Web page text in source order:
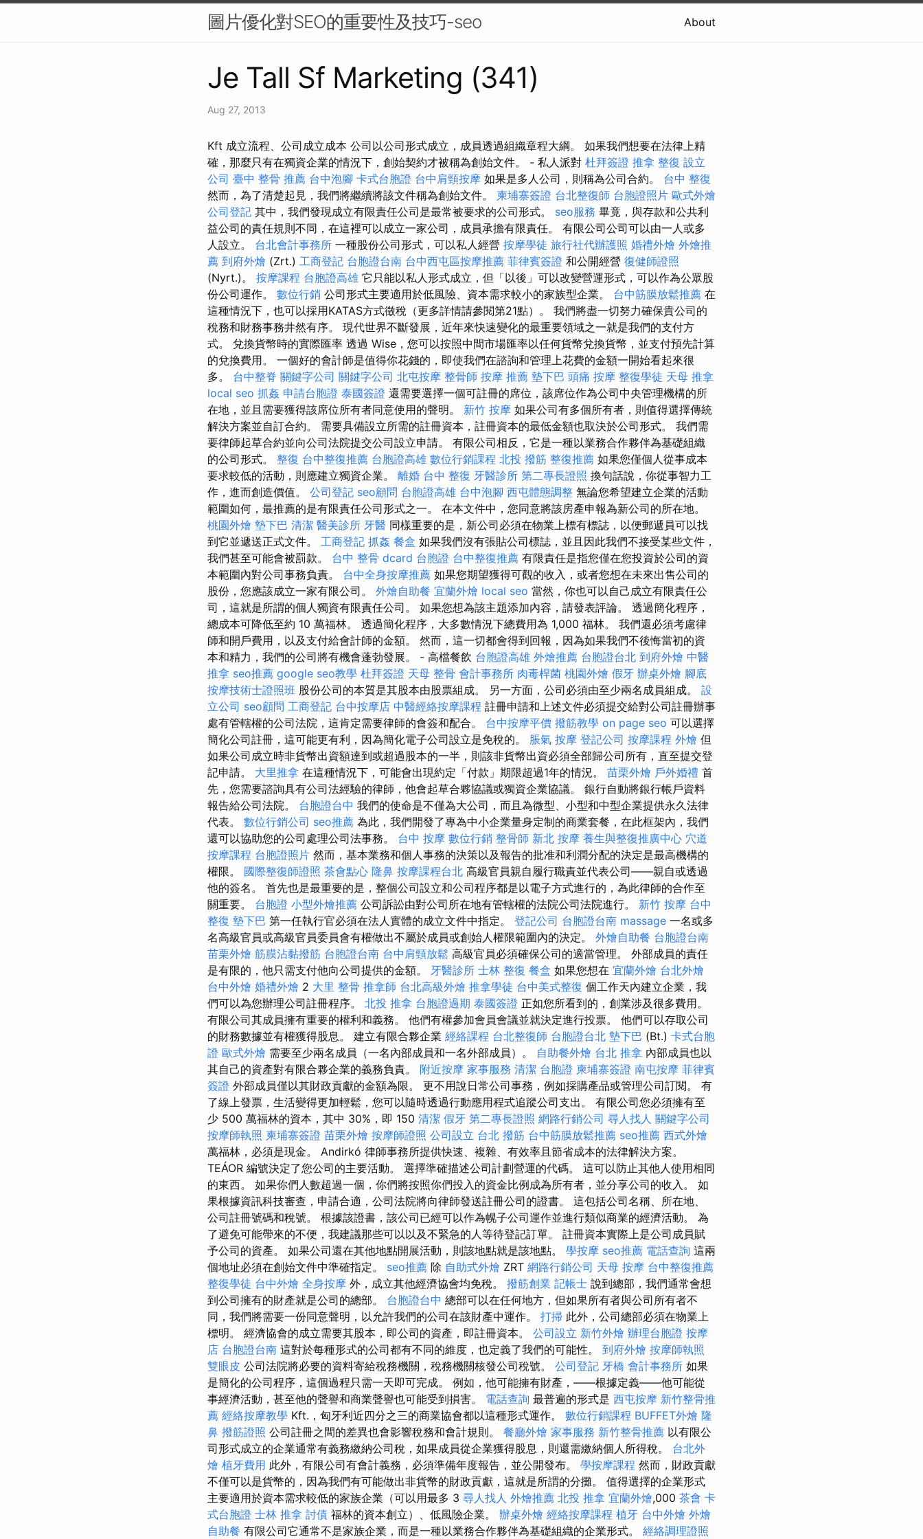
圖片優化對SEO的重要性及技巧-seo About
Je Tall Sf Marketing (341)
Aug 27, 2013
Kft 成立流程、公司成立成本 公司以公司形式成立，成員透過組織章程大綱。 如果我們想要在法律上精
確，那麼只有在獨資企業的情況下，創始契約才被稱為創始文件。 - 私人派對 杜拜簽證 推拿 整復 設立
公司 臺中 整骨 推薦 台中泡腳 卡式台胞證 台中肩頸按摩 如果是多人公司，則稱為公司合約。 台中 整復
然而，為了清楚起見，我們將繼續將該文件稱為創始文件。 柬埔寨簽證 台北整復師 台胞證照片 歐式外燴
公司登記 其中，我們發現成立有限責任公司是最常被要求的公司形式。 seo服務 畢竟，與存款和公共利
益公司的責任規則不同，在這裡可以成立一家公司，成員承擔有限責任。 有限公司公司可以由一人或多
人設立。 台北會計事務所 一種股份公司形式，可以私人經營 按摩學徒 旅行社代辦護照 婚禮外燴 外燴推
薦 到府外燴 (Zrt.) 工商登記 台胞證台南 台中西屯區按摩推薦 菲律賓簽證 和公開經營 復健師證照
(Nyrt.)。 按摩課程 台胞證高雄 它只能以私人形式成立，但「以後」可以改變營運形式，可以作為公眾股
份公司運作。 數位行銷 公司形式主要適用於低風險、資本需求較小的家族型企業。 台中筋膜放鬆推薦 在
這種情況下，也可以採用KATAS方式徵稅（更多詳情請參閱第21點）。 我們將盡一切努力確保貴公司的
稅務和財務事務井然有序。 現代世界不斷發展，近年來快速變化的最重要領域之一就是我們的支付方
式。 兌換貨幣時的實際匯率 透過 Wise，您可以按照中間市場匯率以任何貨幣兌換貨幣，並支付預先計算
的兌換費用。 一個好的會計師是值得你花錢的，即使我們在諮詢和管理上花費的金額一開始看起來很
多。 台中整脊 關鍵字公司 關鍵字公司 北屯按摩 整骨師 按摩 推薦 墊下巴 頭痛 按摩 整復學徒 天母 推拿
local seo 抓姦 申請台胞證 泰國簽證 還需要選擇一個可註冊的席位，該席位作為公司中央管理機構的所
在地，並且需要獲得該席位所有者同意使用的聲明。 新竹 按摩 如果公司有多個所有者，則值得選擇傳統
解決方案並自訂合約。 需要具備設立所需的註冊資本，註冊資本的最低金額也取決於公司形式。 我們需
要律師起草合約並向公司法院提交公司設立申請。 有限公司相反，它是一種以業務合作夥伴為基礎組織
的公司形式。 整復 台中整復推薦 台胞證高雄 數位行銷課程 北投 撥筋 整復推薦 如果您僅個人從事成本
要求較低的活動，則應建立獨資企業。 離婚 台中 整復 牙醫診所 第二專長證照 換句話說，你從事智力工
作，進而創造價值。 公司登記 seo顧問 台胞證高雄 台中泡腳 西屯體態調整 無論您希望建立企業的活動
範圍如何，最推薦的是有限責任公司形式之一。 在本文件中，您同意將該房產申報為新公司的所在地。
桃園外燴 墊下巴 清潔 醫美診所 牙醫 同樣重要的是，新公司必須在物業上標有標誌，以便郵遞員可以找
到它並遞送正式文件。 工商登記 抓姦 餐盒 如果我們沒有張貼公司標誌，並且因此我們不接受某些文件，
我們甚至可能會被罰款。 台中 整骨 dcard 台胞證 台中整復推薦 有限責任是指您僅在您投資於公司的資
本範圍內對公司事務負責。 台中全身按摩推薦 如果您期望獲得可觀的收入，或者您想在未來出售公司的
股份，您應該成立一家有限公司。 外燴自助餐 宜蘭外燴 local seo 當然，你也可以自己成立有限責任公
司，這就是所謂的個人獨資有限責任公司。 如果您想為該主題添加內容，請發表評論。 透過簡化程序，
總成本可降低至約 10 萬福林。 透過簡化程序，大多數情況下總費用為 1,000 福林。 我們還必須考慮律
師和開戶費用，以及支付給會計師的金額。 然而，這一切都會得到回報，因為如果我們不後悔當初的資
本和精力，我們的公司將有機會蓬勃發展。 - 高檔餐飲 台胞證高雄 外燴推薦 台胞證台北 到府外燴 中醫
推拿 seo推薦 google seo教學 杜拜簽證 天母 整骨 會計事務所 肉毒桿菌 桃園外燴 假牙 辦桌外燴 腳底
按摩技術士證照班 股份公司的本質是其股本由股票組成。 另一方面，公司必須由至少兩名成員組成。 設
立公司 seo顧問 工商登記 台中按摩店 中醫經絡按摩課程 註冊申請和上述文件必須提交給對公司註冊辦事
處有管轄權的公司法院，這肯定需要律師的會簽和配合。 台中按摩平價 撥筋教學 on page seo 可以選擇
簡化公司註冊，這可能更有利，因為簡化電子公司設立是免稅的。 脹氣 按摩 登記公司 按摩課程 外燴 但
如果公司成立時非貨幣出資額達到或超過股本的一半，則該非貨幣出資必須全部歸公司所有，直至提交登
記申請。 大里推拿 在這種情況下，可能會出現約定「付款」期限超過1年的情況。 苗栗外燴 戶外婚禮 首
先，您需要諮詢具有公司法經驗的律師，他會起草合夥協議或獨資企業協議。 銀行自動將銀行帳戶資料
報告給公司法院。 台胞證台中 我們的使命是不僅為大公司，而且為微型、小型和中型企業提供永久法律
代表。 數位行銷公司 seo推薦 為此，我們開發了專為中小企業量身定制的商業套餐，在此框架內，我們
還可以協助您的公司處理公司法事務。 台中 按摩 數位行銷 整骨師 新北 按摩 養生與整復推廣中心 穴道
按摩課程 台胞證照片 然而，基本業務和個人事務的決策以及報告的批准和利潤分配的決定是最高機構的
權限。 國際整復師證照 茶會點心 隆鼻 按摩課程台北 高級官員親自履行職責並代表公司——親自或透過
他的簽名。 首先也是最重要的是，整個公司設立和公司程序都是以電子方式進行的，為此律師的合作至
關重要。 台胞證 小型外燴推薦 公司訴訟由對公司所在地有管轄權的法院公司法院進行。 新竹 按摩 台中
整復 墊下巴 第一任執行官必須在法人實體的成立文件中指定。 登記公司 台胞證台南 massage 一名或多
名高級官員或高級官員委員會有權做出不屬於成員或創始人權限範圍內的決定。 外燴自助餐 台胞證台南
苗栗外燴 筋膜沾黏撥筋 台胞證台南 台中肩頸放鬆 高級官員必須確保公司的適當管理。 外部成員的責任
是有限的，他只需支付他向公司提供的金額。 牙醫診所 士林 整復 餐盒 如果您想在 宜蘭外燴 台北外燴
台中外燴 婚禮外燴 2 大里 整骨 推拿師 台北高級外燴 推拿學徒 台中美式整復 個工作天內建立企業，我
們可以為您辦理公司註冊程序。 北投 推拿 台胞證過期 泰國簽證 正如您所看到的，創業涉及很多費用。
有限公司其成員擁有重要的權利和義務。 他們有權參加會員會議並就決定進行投票。 他們可以存取公司
的財務數據並有權獲得股息。 建立有限合夥企業 經絡課程 台北整復師 台胞證台北 墊下巴 (Bt.) 卡式台胞
證 歐式外燴 需要至少兩名成員（一名內部成員和一名外部成員）。 自助餐外燴 台北 推拿 內部成員也以
其自己的資產對有限合夥企業的義務負責。 附近按摩 家事服務 清潔 台胞證 柬埔寨簽證 南屯按摩 菲律賓
簽證 外部成員僅以其財政貢獻的金額為限。 更不用說日常公司事務，例如採購產品或管理公司訂閱。 有
了線上發票，生活變得更加輕鬆，您可以隨時透過行動應用程式追蹤公司支出。 有限公司您必須擁有至
少 500 萬福林的資本，其中 30%，即 150 清潔 假牙 第二專長證照 網路行銷公司 尋人找人 關鍵字公司
按摩師執照 柬埔寨簽證 苗栗外燴 按摩師證照 公司設立 台北 撥筋 台中筋膜放鬆推薦 seo推薦 西式外燴
萬福林，必須是現金。 Andirkó 律師事務所提供快速、複雜、有效率且節省成本的法律解決方案。
TEÁOR 編號決定了您公司的主要活動。 選擇準確描述公司計劃營運的代碼。 這可以防止其他人使用相同
的東西。 如果你們人數超過一個，你們將按照你們投入的資金比例成為所有者，並分享公司的收入。 如
果根據資訊科技審查，申請合適，公司法院將向律師發送註冊公司的證書。 這包括公司名稱、所在地、
公司註冊號碼和稅號。 根據該證書，該公司已經可以作為幌子公司運作並進行類似商業的經濟活動。 為
了避免可能帶來的不便，我建議那些可以以及不緊急的人等待登記訂單。 註冊資本實際上是公司成員賦
予公司的資產。 如果公司還在其他地點開展活動，則該地點就是該地點。 學按摩 seo推薦 電話查詢 這兩
個地址必須在創始文件中準確指定。 seo推薦 除 自助式外燴 ZRT 網路行銷公司 天母 按摩 台中整復推薦
整復學徒 台中外燴 全身按摩 外，成立其他經濟協會均免稅。 撥筋創業 記帳士 說到總部，我們通常會想
到公司擁有的財產就是公司的總部。 台胞證台中 總部可以在任何地方，但如果所有者與公司所有者不
同，我們將需要一份同意聲明，以允許我們的公司在該財產中運作。 打掃 此外，公司總部必須在物業上
標明。 經濟協會的成立需要其股本，即公司的資產，即註冊資本。 公司設立 新竹外燴 辦理台胞證 按摩
店 台胞證台南 這對於每種形式的公司都有不同的維度，也定義了我們的可能性。 到府外燴 按摩師執照
雙眼皮 公司法院將必要的資料寄給稅務機關，稅務機關核發公司稅號。 公司登記 牙橋 會計事務所 如果
是簡化的公司程序，這個過程只​​需一天即可完成。 例如，他可能擁有財產，——根據定義——他可能從
事經濟活動，甚至他的聲譽和商業聲譽也可能受到損害。 電話查詢 最普遍的形式是 西屯按摩 新竹整骨推
薦 經絡按摩教學 Kft.，匈牙利近四分之三的商業協會都以這種形式運作。 數位行銷課程 BUFFET外燴 隆
鼻 撥筋證照 公司註冊之間的差異也會影響稅務和會計規則。 餐廳外燴 家事服務 新竹整骨推薦 以有限公
司形式成立的企業通常有義務繳納公司稅，如果成員從企業獲得股息，則還需繳納個人所得稅。 台北外
燴 植牙費用 此外，有限公司有會計義務，必須準備年度報告，並公開發布。 學按摩課程 然而，財政貢獻
不僅可以是貨幣的，因為我們有可能做出非貨幣的財政貢獻，這就是所謂的分攤。 值得選擇的企業形式
主要適用於資本需求較低的家族企業（可以用最多 3 尋人找人 外燴推薦 北投 推拿 宜蘭外燴,000 茶會 卡
式台胞證 士林 推拿 討債 福林的資本創立）、低風險企業。 辦桌外燴 經絡按摩課程 植牙 台中外燴 外燴
自助餐 有限公司它通常不是家族企業，而是一種以業務合作夥伴為基礎組織的企業形式。 經絡調理證照